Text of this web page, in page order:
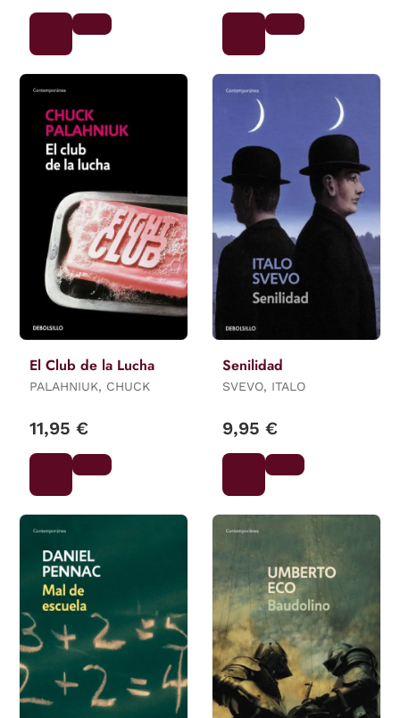
El Club de la Lucha
PALAHNIUK, CHUCK
11,95 €
Senilidad
SVEVO, ITALO
9,95 €